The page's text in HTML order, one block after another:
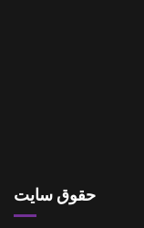
حقوق سایت